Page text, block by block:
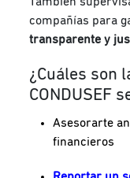
compañías para
transparente y
¿Cuáles son
CONDUSEF
Asesorarte
financieros